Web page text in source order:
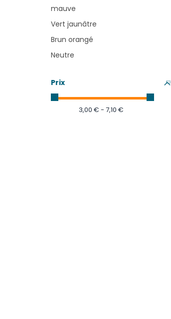
mauve
Vert jaunâtre
Brun orangé
Neutre
Prix
3,00 € - 7,10 €